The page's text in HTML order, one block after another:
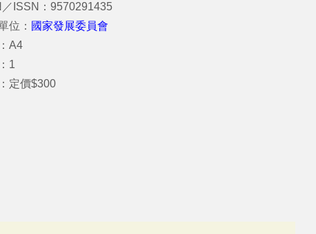
／ISSN：9570291435
位： 國家發展委員會
A4
1
定價$300